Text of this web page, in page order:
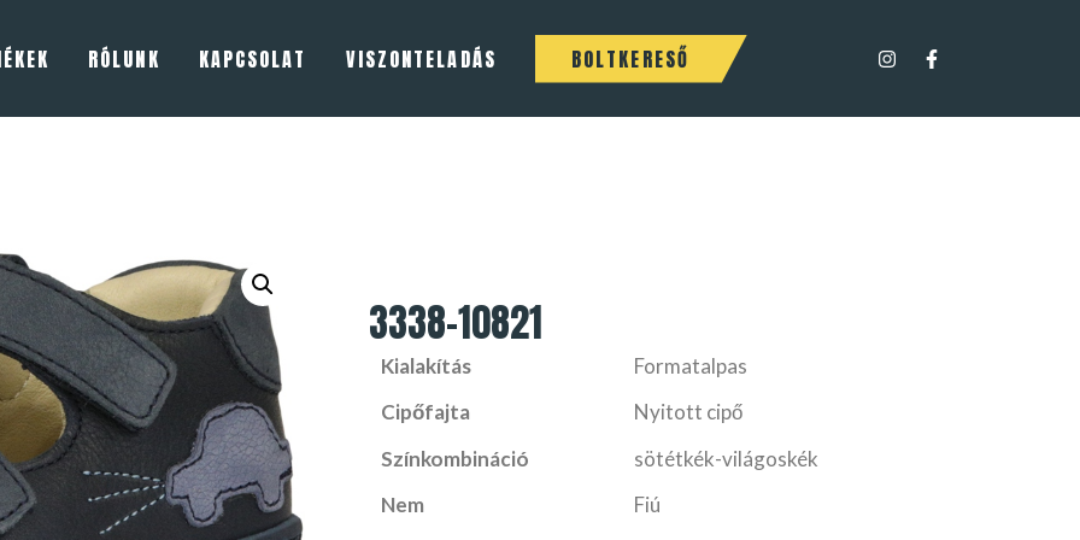
RÓLUNK KAPCSOLAT VISZONTELADÁS BOLTKERESŐ
3338-10821
Kialakítás
Formatalpas
Cipőfajta
Nyitott cipő
Színkombináció
sötétkék-világoskék
Nem
Fiú